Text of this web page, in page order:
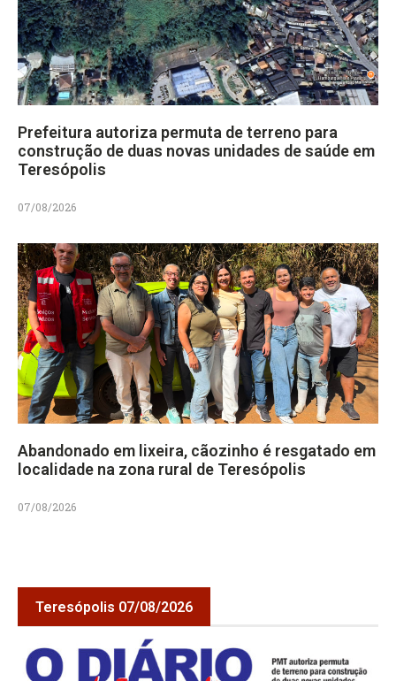
Prefeitura autoriza permuta de terreno para
construção de duas novas unidades de saúde em
Teresópolis
07/08/2026
Abandonado em lixeira, cãozinho é resgatado em
localidade na zona rural de Teresópolis
07/08/2026
Teresópolis 07/08/2026